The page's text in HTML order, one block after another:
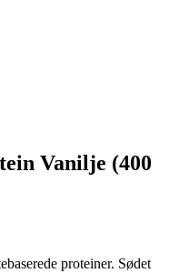
Vanilje (400
proteiner. Sødet